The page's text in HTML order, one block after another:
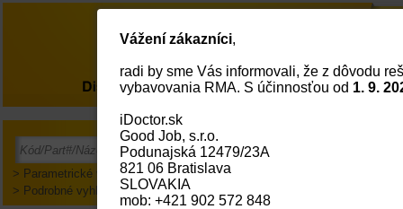
> Parametrické vyhľadávanie
> Podrobné vyhľadávanie
O nás
Vážení zákazníci,
radi by sme Vás informovali, že z dôvodu
vybavovania RMA. S účinnosťou od 1. 9.
iDoctor.sk
Good Job, s.r.o.
Podunajská 12479/23A
821 06 Bratislava
SLOVAKIA
mob: +421 902 572 848